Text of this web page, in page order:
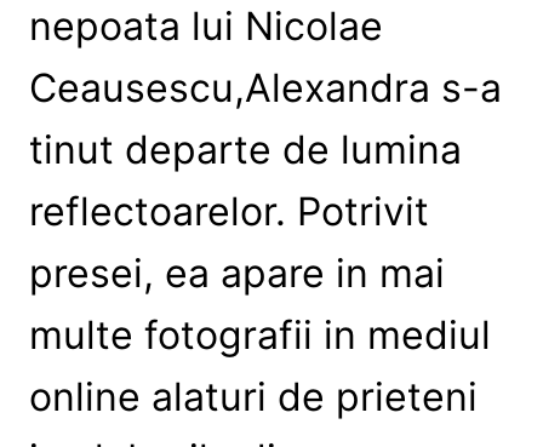
nepoata lui Nicolae
Ceausescu,Alexandra s-a
tinut departe de lumina
reflectoarelor. Potrivit
presei, ea apare in mai
multe fotografii in mediul
online alaturi de prieteni